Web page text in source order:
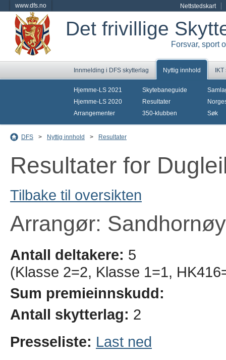
www.dfs.no Nettstedskart
Det frivillige
Forsvar, sport
Innmelding i DFS skytterlag Nyttig innhold
Hjemme-LS 2021
Hjemme-LS 2020
Arrangementer
Skytebaneguide
Resultater
350-klubben
Søk
DFS > Nyttig innhold > Resultater
Resultater for
Tilbake til oversikten
Arrangør:
Antall deltakere: 5
(Klasse 2=2, Klasse 1=1,
Sum premieinnskudd:
Antall skytterlag: 2
Presseliste: Last ned